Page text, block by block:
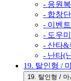
- 응원
- 합창
- 이벤
- 도우
- 산타&
- 난타(
19. 탈인형 /
19. 탈인형 /